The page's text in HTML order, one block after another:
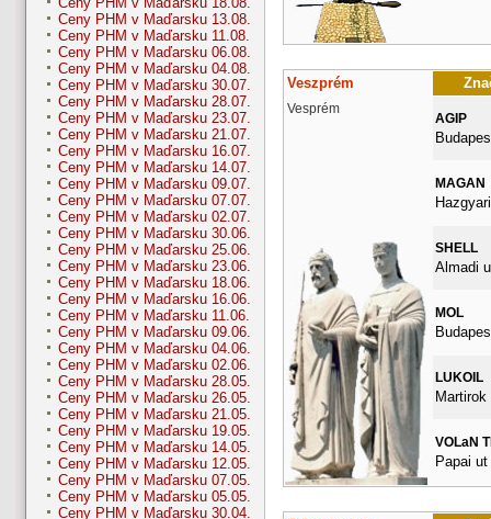
Ceny PHM v Maďarsku 13.08.
Ceny PHM v Maďarsku 11.08.
Ceny PHM v Maďarsku 06.08.
Ceny PHM v Maďarsku 04.08.
Ceny PHM v Maďarsku 30.07.
Ceny PHM v Maďarsku 28.07.
Ceny PHM v Maďarsku 23.07.
Ceny PHM v Maďarsku 21.07.
Ceny PHM v Maďarsku 16.07.
Ceny PHM v Maďarsku 14.07.
Ceny PHM v Maďarsku 09.07.
Ceny PHM v Maďarsku 07.07.
Ceny PHM v Maďarsku 02.07.
Ceny PHM v Maďarsku 30.06.
Ceny PHM v Maďarsku 25.06.
Ceny PHM v Maďarsku 23.06.
Ceny PHM v Maďarsku 18.06.
Ceny PHM v Maďarsku 16.06.
Ceny PHM v Maďarsku 11.06.
Ceny PHM v Maďarsku 09.06.
Ceny PHM v Maďarsku 04.06.
Ceny PHM v Maďarsku 02.06.
Ceny PHM v Maďarsku 28.05.
Ceny PHM v Maďarsku 26.05.
Ceny PHM v Maďarsku 21.05.
Ceny PHM v Maďarsku 19.05.
Ceny PHM v Maďarsku 14.05.
Ceny PHM v Maďarsku 12.05.
Ceny PHM v Maďarsku 07.05.
Ceny PHM v Maďarsku 05.05.
Ceny PHM v Maďarsku 30.04.
Veszprém
Vesprém
AGIP
MAGAN
SHELL
Almadi
MOL
LUKOIL
VOLaN
Papai ut